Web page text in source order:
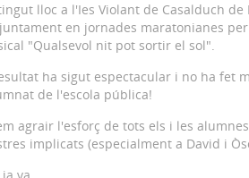
lloc a l'Ies Violant de Casalduch
en jornades maratonianes
"Qualsevol nit pot sortir el sol".
ha sigut espectacular i no ha fet
de l'escola pública!
agrair l'esforç de tots els i les
implicats (especialment a David i